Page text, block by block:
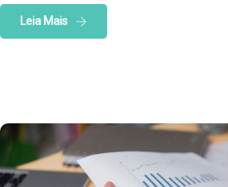
Leia Mais